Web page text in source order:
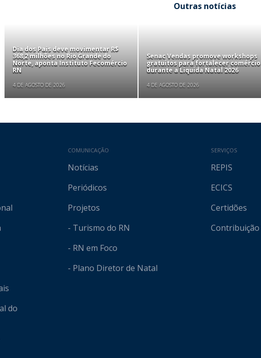
Outras notícias
Dia dos Pais deve movimentar R$
368,2 milhões no Rio Grande do
Norte, aponta Instituto Fecomércio
RN
4 DE AGOSTO DE 2026
Senac Vendas promove workshops
gratuitos para fortalecer comércio
durante a Liquida Natal 2026
4 DE AGOSTO DE 2026
site
do
COMUNICAÇÃO
Notícias
Periódicos
Projetos
- Turismo do RN
- RN em Foco
- Plano Diretor de Natal
SERVIÇOS
REPIS
ECICS
Certidões
Contribuição